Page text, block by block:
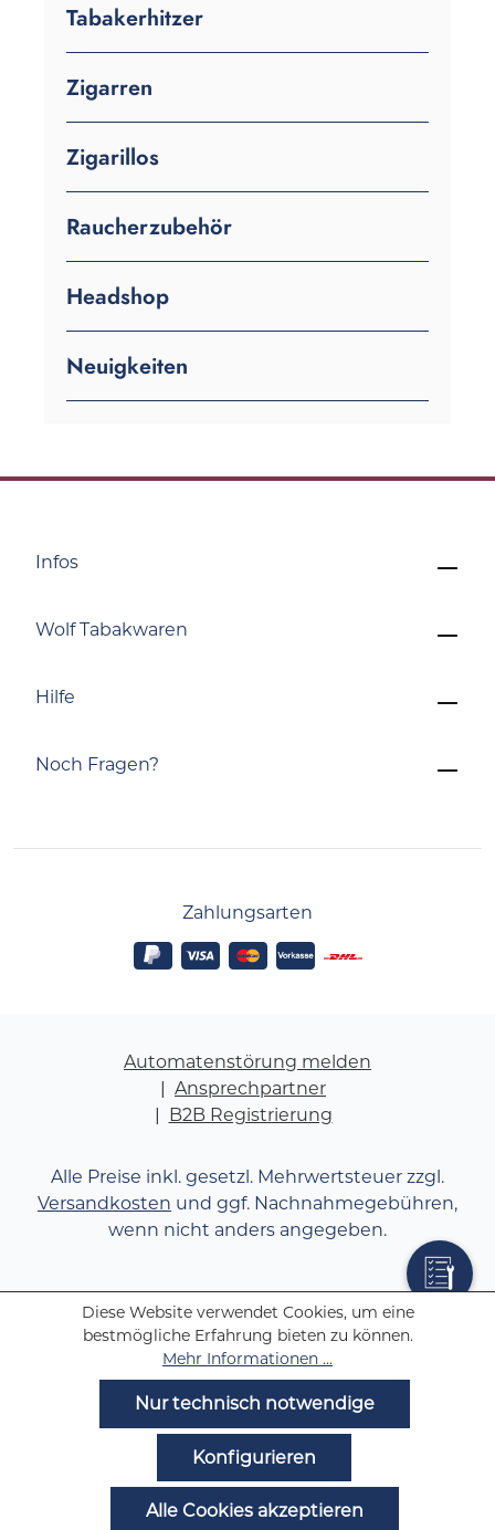
Tabakerhitzer
Zigarren
Zigarillos
Raucherzubehör
Headshop
Neuigkeiten
Noch Fragen?
Infos
Wolf Tabakwaren
Hilfe
Zahlungsarten
Automatenstörung melden
Ansprechpartner
B2B Registrierung
Alle Preise inkl. gesetzl. Mehrwertsteuer zzgl.
Versandkosten und ggf. Nachnahmegebühren,
wenn nicht anders angegeben.
Diese Website verwendet Cookies, um eine
bestmögliche Erfahrung bieten zu können.
Mehr Informationen ...
Nur technisch notwendige
Konfigurieren
Alle Cookies akzeptieren